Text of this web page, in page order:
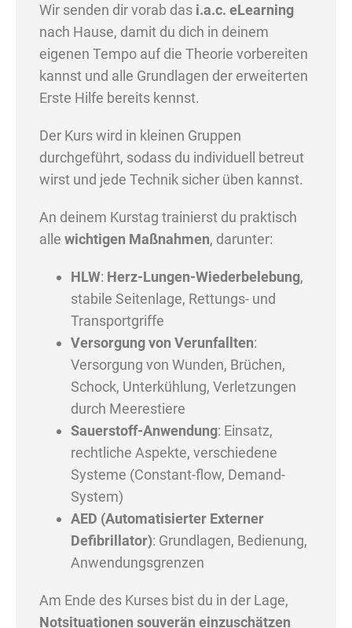
Wir senden dir vorab das i.a.c. eLearning
nach Hause, damit du dich in deinem
eigenen Tempo auf die Theorie vorbereiten
kannst und alle Grundlagen der erweiterten
Erste Hilfe bereits kennst.
Der Kurs wird in kleinen Gruppen
durchgeführt, sodass du individuell betreut
wirst und jede Technik sicher üben kannst.
An deinem Kurstag trainierst du praktisch
allewichtigen Maßnahmen, darunter:
HLW: Herz-Lungen-Wiederbelebung,
stabile Seitenlage, Rettungs- und
Transportgriffe
Versorgung von Verunfallten:
Versorgung von Wunden, Brüchen,
Schock, Unterkühlung, Verletzungen
durch Meerestiere
Sauerstoff-Anwendung: Einsatz,
rechtliche Aspekte, verschiedene
Systeme (Constant-flow, Demand-
System)
AED (Automatisierter Externer
Defibrillator): Grundlagen, Bedienung,
Anwendungsgrenzen
Am Ende des Kurses bist du in der Lage,
Notsituationen souverän einzuschätzen